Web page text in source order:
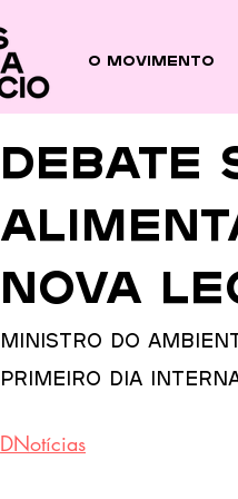
O Movimento
Debate
nova
Ministro do
primeiro Dia
DNotícias